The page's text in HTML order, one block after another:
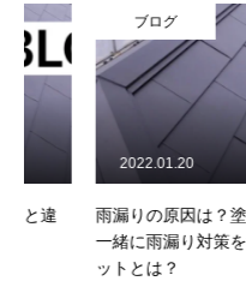
ブログ
雨漏りの原因は？塗り替えと
一緒に雨漏り対策をするメリ
ットとは？
2022.01.20